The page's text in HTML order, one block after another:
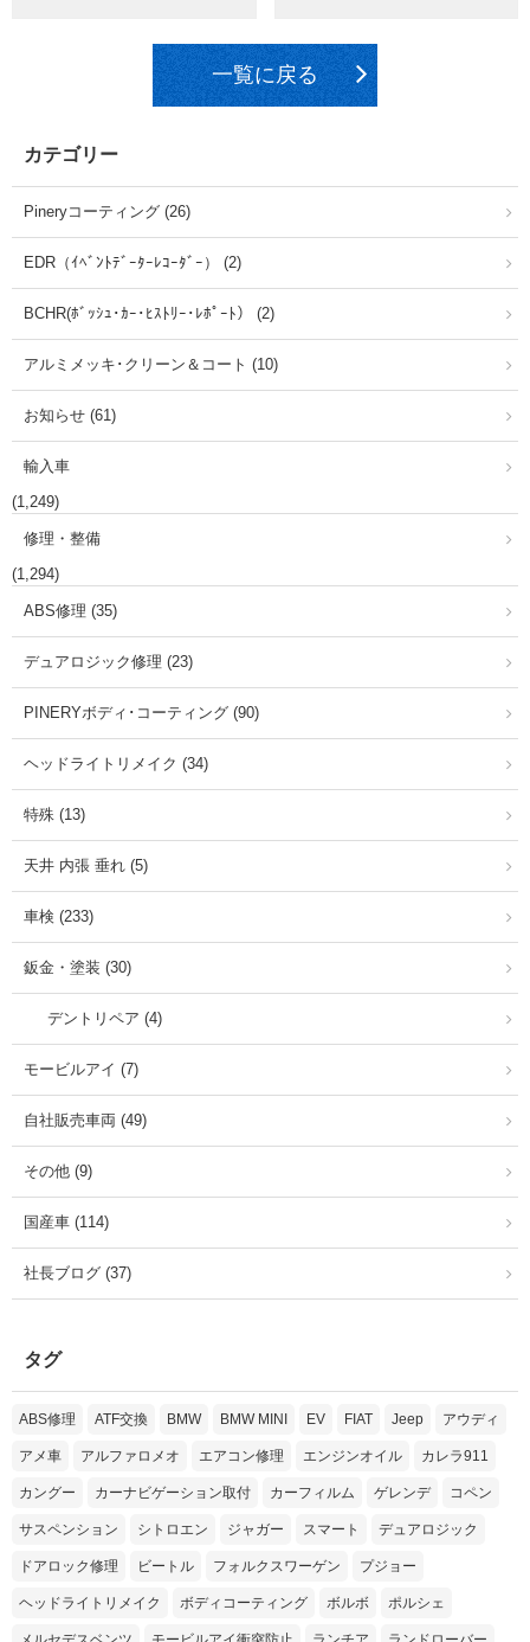
一覧に戻る
カテゴリー
Pineryコーティング (26)
EDR（ｲﾍﾞﾝﾄﾃﾞｰﾀｰﾚｺｰﾀﾞｰ） (2)
BCHR(ﾎﾞｯｼｭ･ｶｰ･ﾋｽﾄﾘｰ･ﾚﾎﾟｰﾄ） (2)
アルミメッキ･クリーン＆コート (10)
お知らせ (61)
輸入車
(1,249)
修理・整備
(1,294)
ABS修理 (35)
デュアロジック修理 (23)
PINERYボディ･コーティング (90)
ヘッドライトリメイク (34)
特殊 (13)
天井 内張 垂れ (5)
車検 (233)
鈑金・塗装 (30)
デントリペア (4)
モービルアイ (7)
自社販売車両 (49)
その他 (9)
国産車 (114)
社長ブログ (37)
タグ
ABS修理 ATF交換 BMW BMW MINI EV FIAT Jeep アウディ
アメ車 アルファロメオ エアコン修理 エンジンオイル カレラ911
カングー カーナビゲーション取付 カーフィルム ゲレンデ コペン
サスペンション シトロエン ジャガー スマート デュアロジック
ドアロック修理 ビートル フォルクスワーゲン プジョー
ヘッドライトリメイク ボディコーティング ボルボ ポルシェ